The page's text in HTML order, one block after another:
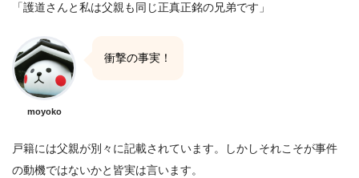
「護道さんと私は父親も同じ正真正銘の兄弟です」
moyoko
衝撃の事実！
戸籍には父親が別々に記載されています。しかしそれこそが事件
の動機ではないかと皆実は言います。